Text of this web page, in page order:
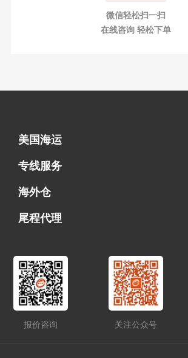
微信轻松扫一扫
在线咨询 轻松下单
美国海运
海运拼柜
海运整柜
美国海卡
加拿大海运
专线服务
FBA专线直送
超大件专线
AWD专线
电池专线
海外仓
一件代发
FBA中转
贴标换标
拆柜/存储
尾程代理
报价咨询 关注公众号